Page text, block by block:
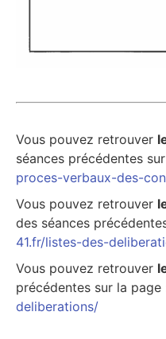
Vous pouvez retrouver
séances précédentes
proces-verbaux-des-
Vous pouvez retrouver
des séances
41.fr/listes-des-
Vous pouvez retrouver
précédentes sur la page
deliberations/